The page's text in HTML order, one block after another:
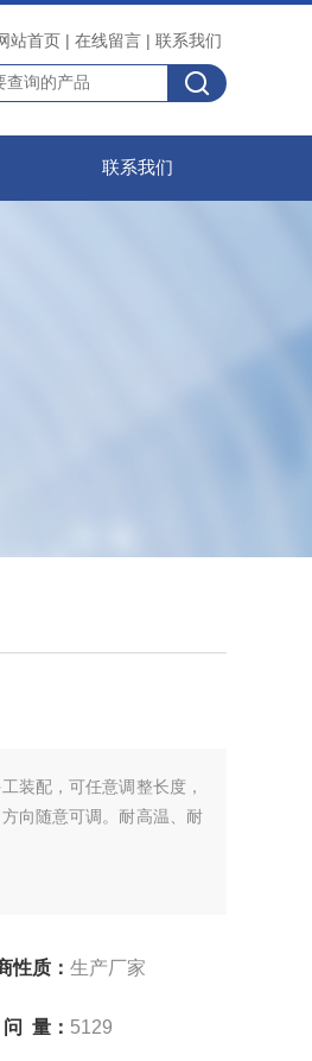
站首页 | 在线留言 | 联系我们
联系我们
装配，可任意调整长度，
向随意可调。耐高温、耐
性质：生产厂家
量： 5129